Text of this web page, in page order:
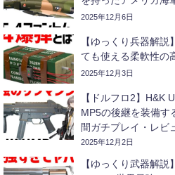
2025年12月6日
【ゆっくり兵器解
ても使える柔軟性の
2025年12月3日
【ドルフロ2】H&K
MP5の後継を装備す
間ガチプレイ・レビ
2025年12月2日
【ゆっくり武器解